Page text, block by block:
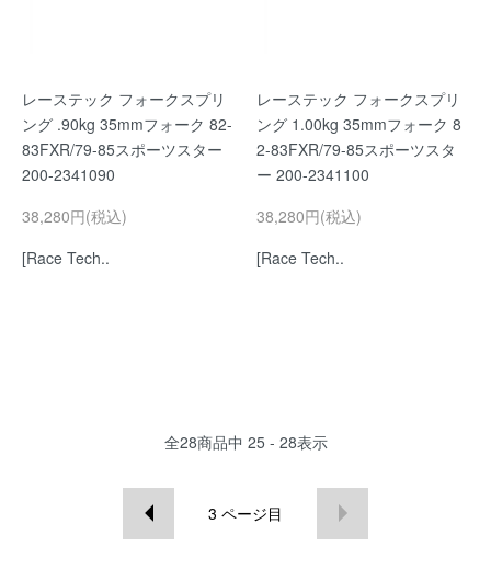
レーステック フォークスプリ
ング .90kg 35mmフォーク 82-
83FXR/79-85スポーツスター
200-2341090
38,280円(税込)
[Race Tech..
レーステック フォークスプリ
ング 1.00kg 35mmフォーク 8
2-83FXR/79-85スポーツスタ
ー 200-2341100
38,280円(税込)
[Race Tech..
全28商品中 25 - 28表示
3 ページ目